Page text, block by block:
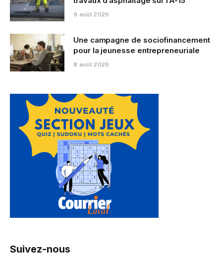
9 août 2026
Une campagne de sociofinancement
pour la jeunesse entrepreneuriale
8 août 2026
Suivez-nous